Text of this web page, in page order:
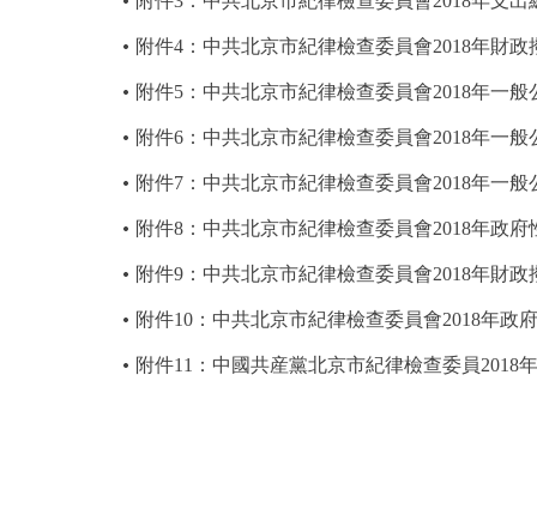
附件4：中共北京市紀律檢查委員會2018年財政
附件5：中共北京市紀律檢查委員會2018年一
附件6：中共北京市紀律檢查委員會2018年一
附件7：中共北京市紀律檢查委員會2018年一
附件8：中共北京市紀律檢查委員會2018年政
附件9：中共北京市紀律檢查委員會2018年財
附件10：中共北京市紀律檢查委員會2018年政
附件11：中國共産黨北京市紀律檢查委員2018